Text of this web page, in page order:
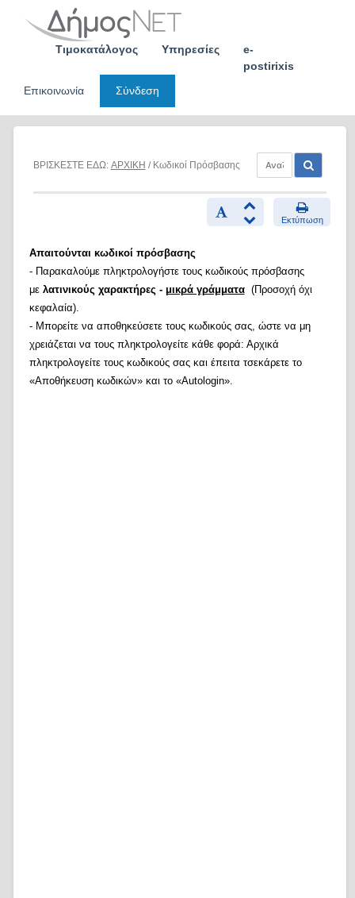
Τιμοκατάλογος Υπηρεσίες
e-
postirixis
Επικοινωνία
Σύνδεση
ΒΡΙΣΚΕΣΤΕ ΕΔΩ: ΑΡΧΙΚΗ / Κωδικοί Πρόσβασης
Εκτύπωση
Απαιτούνται κωδικοί πρόσβασης
- Παρακαλούμε πληκτρολογήστε τους κωδικούς πρόσβασης
με λατινικούς χαρακτήρες - μικρά γράμματα(Προσοχή όχι
κεφαλαία).
- Μπορείτε να αποθηκεύσετε τους κωδικούς σας, ώστε να μη
χρειάζεται να τους πληκτρολογείτε κάθε φορά: Αρχικά
πληκτρολογείτε τους κωδικούς σας και έπειτα τσεκάρετε το
«Αποθήκευση κωδικών» και το «Autologin».